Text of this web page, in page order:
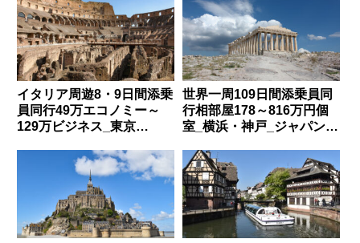
イタリア周遊8・9日間添乗
員同行49万エコノミー～
129万ビジネス_東京
世界一周109日間添乗員同
行相部屋178～816万円個
室_横浜・神戸_ジャパング